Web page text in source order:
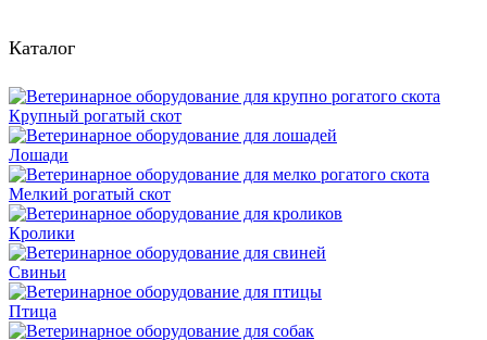
Каталог
Крупный рогатый скот
Лошади
Мелкий рогатый скот
Кролики
Свиньи
Птица